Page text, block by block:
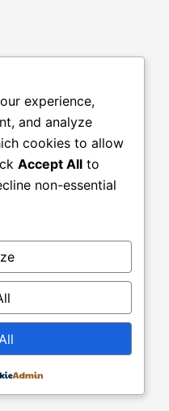
Restauran
experience,
and analyze
cookies to allow
Accept All to
non-essential